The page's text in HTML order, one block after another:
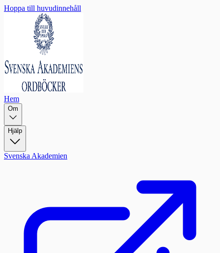
Hoppa till huvudinnehåll
Hem
Om
Hjälp
Svenska Akademien